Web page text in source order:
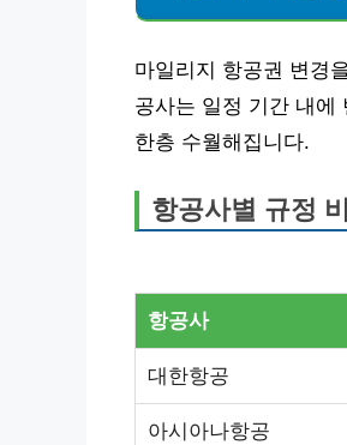
마일리지 항공권 변경
공사는 일정 기간 내에
한층 수월해집니다.
항공사별 규정
항공사
대한항공
아시아나항공